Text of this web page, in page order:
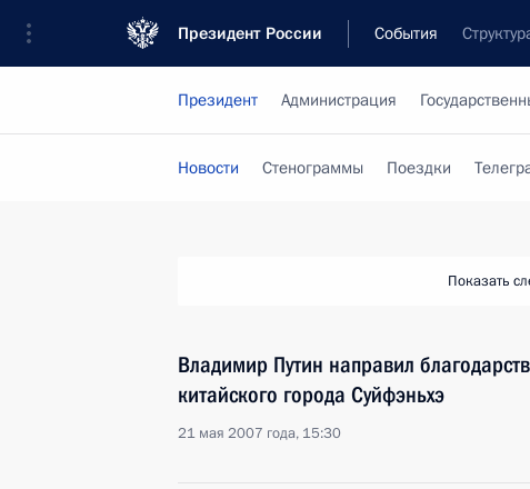
Президент России События
Президент Администрация
Новости Стенограммы Поездки
Показать
Владимир Путин направил
китайского города Суйфэньхэ
21 мая 2007 года, 15:30